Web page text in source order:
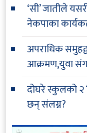
‘सी’ जातीले
नेकपाका
अपराधिक
आक्रमण,युवा
दोघरे स्कुलको २
छन् संलग्न?